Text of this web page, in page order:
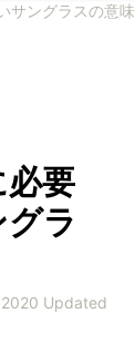
サングラスの意味
要
ラ
Updated